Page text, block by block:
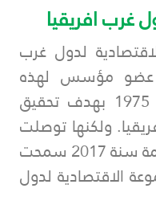
غرب افريقيا
لدول غرب
2000 وهي عضو مؤسس لهذه
المنظمة التي أنشأت سنة 1975 بهدف تحقيق
ولكنها توصلت
إلى اتفاقية شراكة مع المنظمة سنة 2017 سمحت
الاقتصادية لدول